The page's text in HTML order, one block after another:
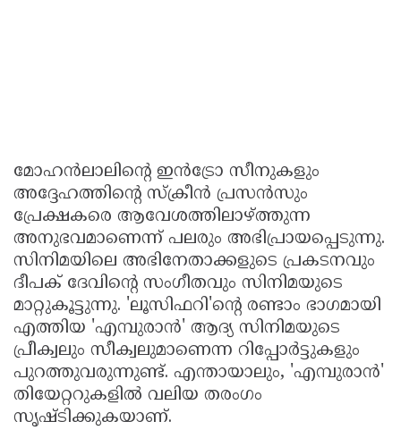
മോഹൻലാലിൻ്റെ ഇൻട്രോ സീനുകളും
അദ്ദേഹത്തിൻ്റെ സ്ക്രീൻ പ്രസൻസും
പ്രേക്ഷകരെ ആവേശത്തിലാഴ്ത്തുന്ന
അനുഭവമാണെന്ന് പലരും അഭിപ്രായപ്പെടുന്നു.
സിനിമയിലെ അഭിനേതാക്കളുടെ പ്രകടനവും
ദീപക് ദേവിൻ്റെ സംഗീതവും സിനിമയുടെ
മാറ്റുകൂട്ടുന്നു. 'ലൂസിഫറി'ൻ്റെ രണ്ടാം ഭാഗമായി
എത്തിയ 'എമ്പുരാൻ' ആദ്യ സിനിമയുടെ
പ്രീക്വലും സീക്വലുമാണെന്ന റിപ്പോർട്ടുകളും
പുറത്തുവരുന്നുണ്ട്. എന്തായാലും, 'എമ്പുരാൻ'
തിയേറ്ററുകളിൽ വലിയ തരംഗം
സൃഷ്ടിക്കുകയാണ്.